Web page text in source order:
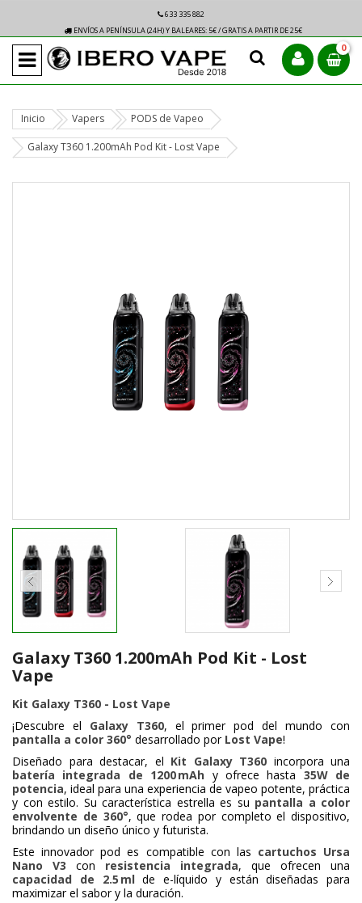
633 335 882
ENVÍOS A PENÍNSULA (24H) Y BALEARES: 5€ / GRATIS A PARTIR DE 25€
0
Inicio Vapers PODS de Vapeo
Galaxy T360 1.200mAh Pod Kit - Lost Vape
Galaxy T360 1.200mAh Pod Kit - Lost
Vape
Kit Galaxy T360 - Lost Vape
¡Descubre el Galaxy T360, el primer pod del mundo con
pantalla a color 360° desarrollado por Lost Vape!
Diseñado para destacar, el Kit Galaxy T360 incorpora una
batería integrada de 1200 mAh y ofrece hasta 35W de
potencia, ideal para una experiencia de vapeo potente, práctica
y con estilo. Su característica estrella es su pantalla a color
envolvente de 360°, que rodea por completo el dispositivo,
brindando un diseño único y futurista.
Este innovador pod es compatible con las cartuchos Ursa
Nano V3 con resistencia integrada, que ofrecen una
capacidad de 2.5 mlde e-líquido y están diseñadas para
maximizar el sabor y la duración.